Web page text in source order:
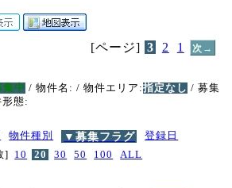
[ページ] 3 2 1 次→
集中 / 物件名: / 物件エリア:指定なし / 募集
態:
物件種別 ▼募集フラグ
登録日
] 10 20 30 50 100 ALL